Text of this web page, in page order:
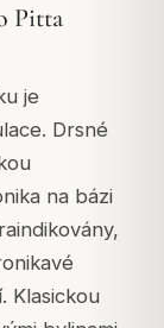
Pitta
je
Drsné
na bázi
Klasickou